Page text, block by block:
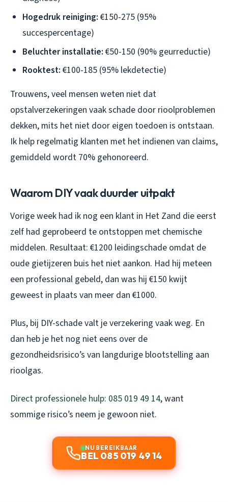
Hogedruk reiniging: €150-275 (95%
succespercentage)
Beluchter installatie: €50-150 (90% geurreductie)
Rooktest: €100-185 (95% lekdetectie)
Trouwens, veel mensen weten niet dat
opstalverzekeringen vaak schade door rioolproblemen
dekken, mits het niet door eigen toedoen is ontstaan.
Ik help regelmatig klanten met het indienen van claims,
gemiddeld wordt 70% gehonoreerd.
Waarom DIY vaak duurder uitpakt
Vorige week had ik nog een klant in Het Zand die eerst
zelf had geprobeerd te ontstoppen met chemische
middelen. Resultaat: €1200 leidingschade omdat de
oude gietijzeren buis het niet aankon. Had hij meteen
een professional gebeld, dan was hij €150 kwijt
geweest in plaats van meer dan €1000.
Plus, bij DIY-schade valt je verzekering vaak weg. En
dan heb je het nog niet eens over de
gezondheidsrisico’s van langdurige blootstelling aan
rioolgas.
Direct professionele hulp: 085 019 49 14, want
sommige risico’s neem je gewoon niet.
NU BEREIKBAAR
BEL 085 019 49 14